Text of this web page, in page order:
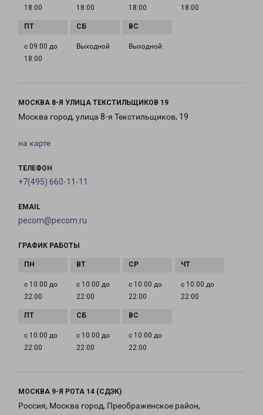
18:00
18:00
18:00
18:00
с 09:00 до
18:00
Выходной Выходной
МОСКВА 8-Я УЛИЦА ТЕКСТИЛЬЩИКОВ 19
Москва город, улица 8-я Текстильщиков, 19
на карте
ТЕЛЕФОН
+7(495) 660-11-11
EMAIL
pecom@pecom.ru
ГРАФИК РАБОТЫ
с 10:00 до
22:00
с 10:00 до
22:00
с 10:00 до
22:00
с 10:00 до
22:00
с 10:00 до
22:00
с 10:00 до
22:00
с 10:00 до
22:00
МОСКВА 9-Я РОТА 14 (СДЭК)
Россия, Москва город, Преображенское район,